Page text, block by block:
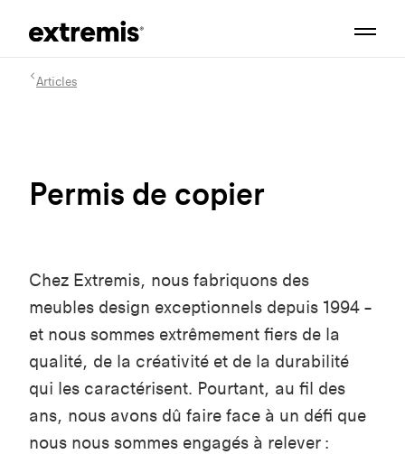
Articles
Permis de copier
Chez Extremis, nous fabriquons des
meubles design exceptionnels depuis 1994 –
et nous sommes extrêmement fiers de la
qualité, de la créativité et de la durabilité
qui les caractérisent. Pourtant, au fil des
ans, nous avons dû faire face à un défi que
nous nous sommes engagés à relever :